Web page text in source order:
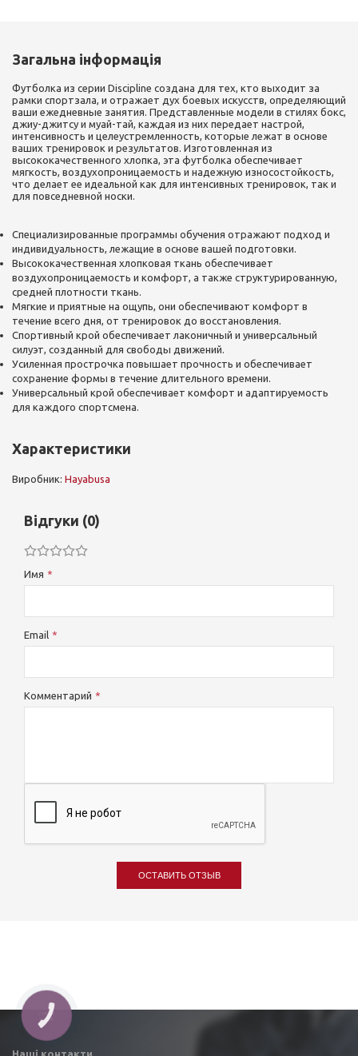
Загальна інформація
Футболка из серии Discipline создана для тех, кто выходит за
рамки спортзала, и отражает дух боевых искусств, определяющий
ваши ежедневные занятия. Представленные модели в стилях бокс,
джиу-джитсу и муай-тай, каждая из них передает настрой,
интенсивность и целеустремленность, которые лежат в основе
ваших тренировок и результатов. Изготовленная из
высококачественного хлопка, эта футболка обеспечивает
мягкость, воздухопроницаемость и надежную износостойкость,
что делает ее идеальной как для интенсивных тренировок, так и
для повседневной носки.
Специализированные программы обучения отражают подход и
индивидуальность, лежащие в основе вашей подготовки.
Высококачественная хлопковая ткань обеспечивает
воздухопроницаемость и комфорт, а также структурированную,
средней плотности ткань.
Мягкие и приятные на ощупь, они обеспечивают комфорт в
течение всего дня, от тренировок до восстановления.
Спортивный крой обеспечивает лаконичный и универсальный
силуэт, созданный для свободы движений.
Усиленная прострочка повышает прочность и обеспечивает
сохранение формы в течение длительного времени.
Универсальный крой обеспечивает комфорт и адаптируемость
для каждого спортсмена.
Характеристики
Виробник: Hayabusa
Відгуки (0)
Имя
Email
Комментарий
ОСТАВИТЬ ОТЗЫВ
Наші контакти